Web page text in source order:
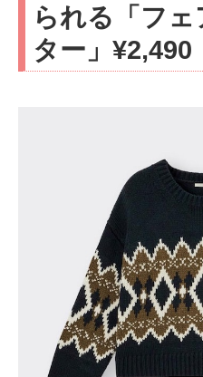
られる「フ
ター」¥2,490